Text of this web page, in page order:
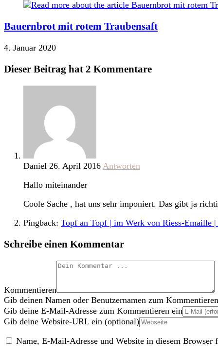
Bauernbrot mit rotem Traubensaft
4. Januar 2020
Dieser Beitrag hat 2 Kommentare
Daniel 26. April 2016 Antworten
Hallo miteinander
Coole Sache , hat uns sehr imponiert. Das gibt ja
Pingback: Topf an Topf | im Werk von Riess-Emaille
Schreibe einen Kommentar
Kommentieren
Gib deinen Namen oder Benutzernamen zum
Gib deine E-Mail-Adresse zum Kommentieren ein
Gib deine Website-URL ein (optional)
Name, E-Mail-Adresse und Website in diesem Browser